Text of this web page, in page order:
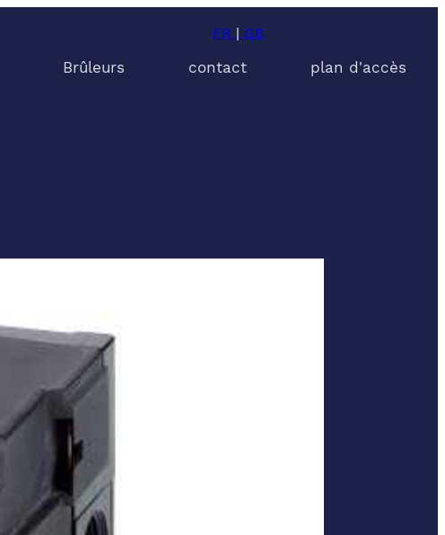
FR | GB
Brûleurs contact plan d'accès